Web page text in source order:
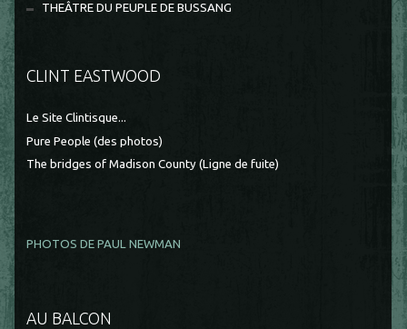
THEÂTRE DU PEUPLE DE BUSSANG
CLINT EASTWOOD
Le Site Clintisque...
Pure People (des photos)
The bridges of Madison County (Ligne de fuite)
PHOTOS DE PAUL NEWMAN
AU BALCON